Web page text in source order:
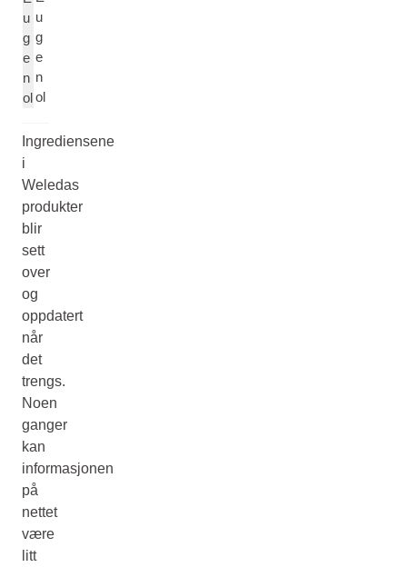
u
g
e
n
ol
u
g
e
n
ol
Ingrediensene
i
Weledas
produkter
blir
sett
over
og
oppdatert
når
det
trengs.
Noen
ganger
kan
informasjonen
på
nettet
være
litt